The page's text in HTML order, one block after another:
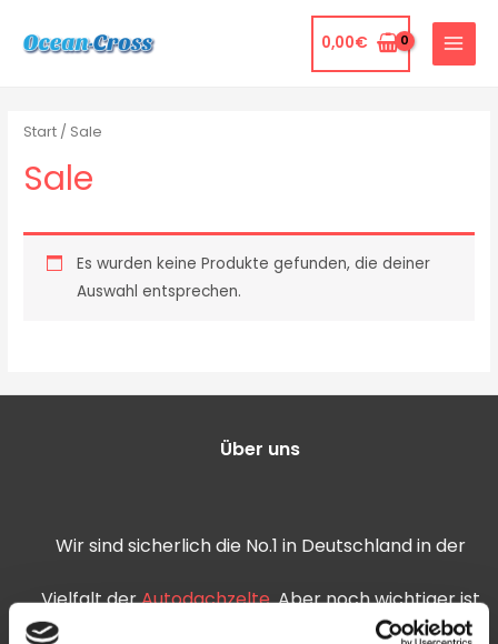
0,00€
Start / Sale
Sale
Es wurden keine Produkte gefunden, die deiner
Auswahl entsprechen.
Über uns
Wir sind sicherlich die No.1 in Deutschland in der
Vielfalt derAutodachzelte. Aber noch wichtiger ist